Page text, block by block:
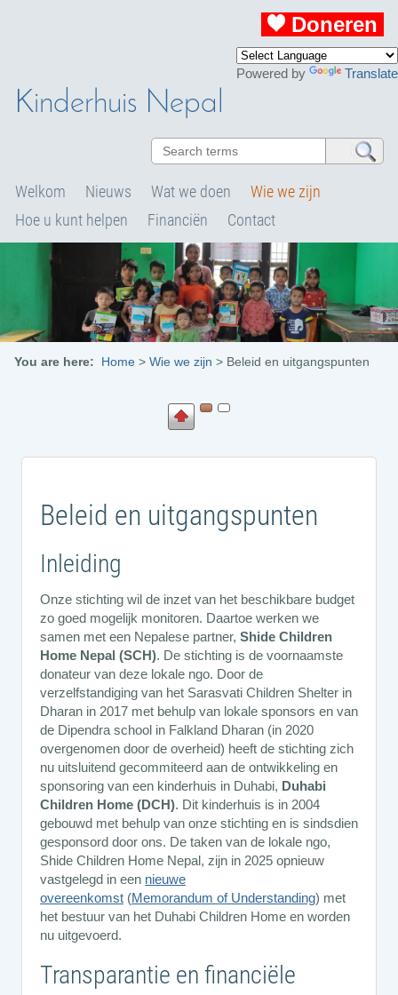
Doneren
Powered by Translate
Kinderhuis Nepal
Welkom Nieuws Wat we doen
Wie we zijn
Hoe u kunt helpen
Financiën Contact
You are here: Home > Wie we zijn > Beleid en uitgangspunten
Beleid en uitgangspunten
Inleiding
Onze stichting wil de inzet van het beschikbare budget
zo goed mogelijk monitoren. Daartoe werken we
samen met een Nepalese partner, Shide Children
Home Nepal (SCH). De stichting is de voornaamste
donateur van deze lokale ngo. Door de
verzelfstandiging van het Sarasvati Children Shelter in
Dharan in 2017 met behulp van lokale sponsors en van
de Dipendra school in Falkland Dharan (in 2020
overgenomen door de overheid) heeft de stichting zich
nu uitsluitend gecommiteerd aan de ontwikkeling en
sponsoring van een kinderhuis in Duhabi, Duhabi
Children Home (DCH). Dit kinderhuis is in 2004
gebouwd met behulp van onze stichting en is sindsdien
gesponsord door ons. De taken van de lokale ngo,
Shide Children Home Nepal, zijn in 2025 opnieuw
vastgelegd in een nieuwe
overeenkomst (Memorandum of Understanding) met
het bestuur van het Duhabi Children Home en worden
nu uitgevoerd.
Transparantie en financiële